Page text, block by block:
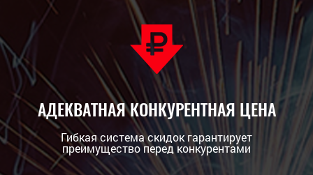
АДЕКВАТНАЯ КОНКУРЕНТНАЯ ЦЕНА
Гибкая система скидок гарантирует
преимущество перед конкурентами